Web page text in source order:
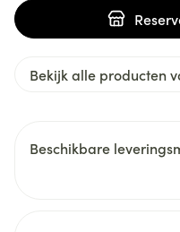
Bekijk alle producten
Beschikbare